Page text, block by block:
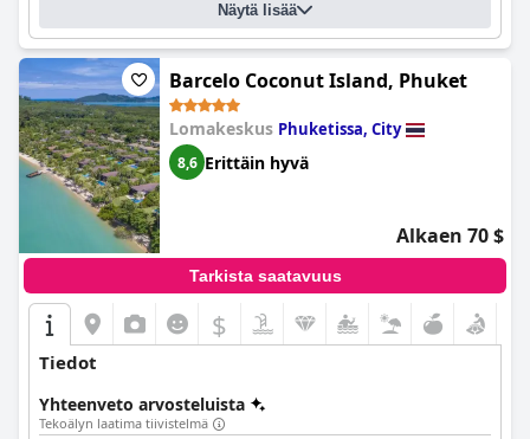
Näytä lisää
Barcelo Coconut Island, Phuket
Lomakeskus Phuketissa, City
8,6 Erittäin hyvä
Alkaen 70 $
Tarkista saatavuus
$
Tiedot
Yhteenveto arvosteluista
Tekoälyn laatima tiivistelmä